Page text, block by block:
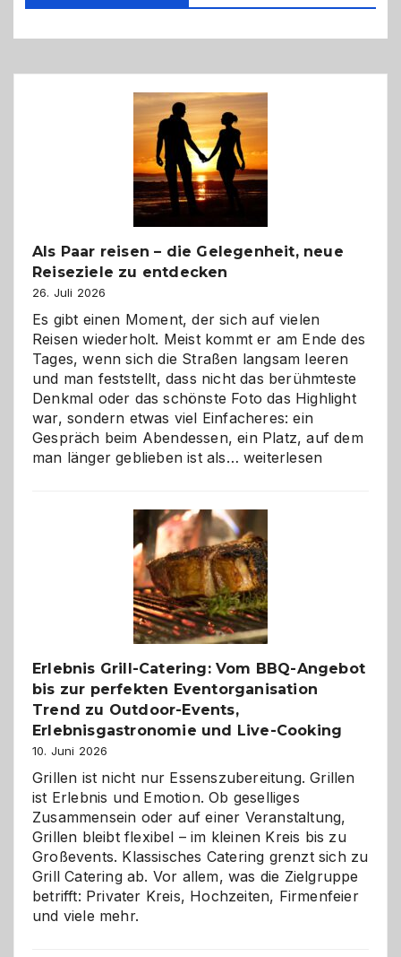
Als Paar reisen – die Gelegenheit, neue
Reiseziele zu entdecken
26. Juli 2026
Es gibt einen Moment, der sich auf vielen
Reisen wiederholt. Meist kommt er am Ende des
Tages, wenn sich die Straßen langsam leeren
und man feststellt, dass nicht das berühmteste
Denkmal oder das schönste Foto das Highlight
war, sondern etwas viel Einfacheres: ein
Gespräch beim Abendessen, ein Platz, auf dem
man länger geblieben ist als… Als
–
die
Gelegenheit,
neue
Reiseziele
zu
entdecken
weiterlesen
Erlebnis Grill-Catering: Vom BBQ-Angebot
bis zur perfekten Eventorganisation
Trend zu Outdoor-Events,
Erlebnisgastronomie und Live-Cooking
10. Juni 2026
Grillen ist nicht nur Essenszubereitung. Grillen
ist Erlebnis und Emotion. Ob geselliges
Zusammensein oder auf einer Veranstaltung,
Grillen bleibt flexibel – im kleinen Kreis bis zu
Großevents. Klassisches Catering grenzt sich zu
Grill Catering ab. Vor allem, was die Zielgruppe
betrifft: Privater Kreis, Hochzeiten, Firmenfeier
und viele mehr.